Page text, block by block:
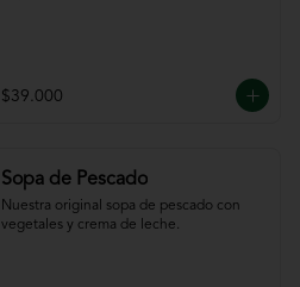
$39.000
Sopa de Pescado
Nuestra original sopa de pescado con
vegetales y crema de leche.